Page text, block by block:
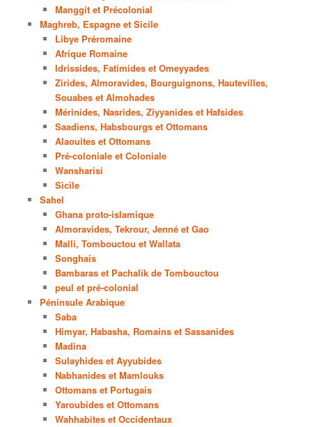
Manggit et Précolonial
Maghreb, Espagne et Sicile
Libye Préromaine
Afrique Romaine
Idrissides, Fatimides et Omeyyades
Zirides, Almoravides, Bourguignons, Hautevilles,
Souabes et Almohades
Mérinides, Nasrides, Ziyyanides et Hafsides
Saadiens, Habsbourgs et Ottomans
Alaouites et Ottomans
Pré-coloniale et Coloniale
Wansharisi
Sicile
Sahel
Ghana proto-islamique
Almoravides, Tekrour, Jenné et Gao
Malli, Tombouctou et Wallata
Songhais
Bambaras et Pachalik de Tombouctou
peul et pré-colonial
Péninsule Arabique
Saba
Himyar, Habasha, Romains et Sassanides
Madina
Sulayhides et Ayyubides
Nabhanides et Mamlouks
Ottomans et Portugais
Yaroubides et Ottomans
Wahhabites et Occidentaux